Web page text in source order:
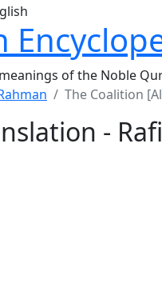
of the Noble
The Coalition
-